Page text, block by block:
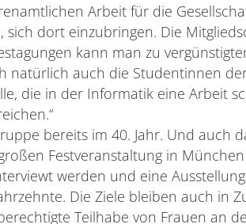
Arbeit für die
sich dort einzubringen. Die
kann man zu
natürlich auch die Studentinnen
die in der Informatik eine Arbeit
bereits im 40. Jahr. Und auch
Festveranstaltung in
werden und eine
Die Ziele bleiben auch in
Teilhabe von Frauen an